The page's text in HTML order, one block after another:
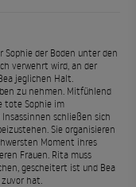
Sophie der Boden unter den
verwehrt wird, an der
jeglichen Halt.
zu nehmen. Mitfühlend
tote Sophie im
Insassinnen schließen sich
Sie organisieren
Moment ihres
Frauen. Rita muss
gescheitert ist und Bea
hat.